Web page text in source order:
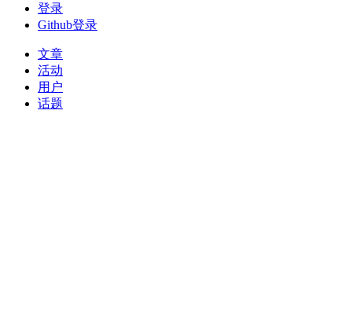
登录
Github登录
文章
活动
用户
话题